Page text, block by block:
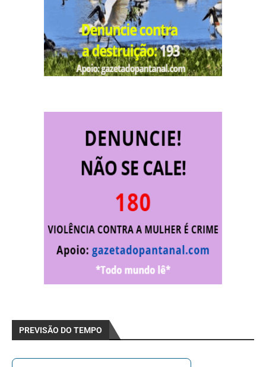
PREVISÃO DO TEMPO